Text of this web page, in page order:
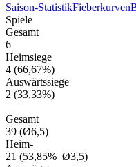
Saison-StatistikFieberkurven
Spiele
Gesamt
6
Heimsiege
4 (66,67%)
Auswärtssiege
2 (33,33%)
Gesamt
39 (Ø6,5)
Heim-
21 (53,85% Ø3,5)